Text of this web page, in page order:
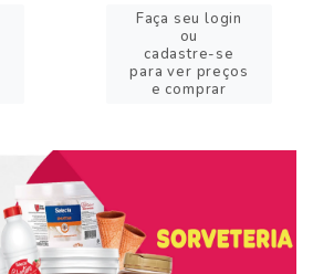
Faça seu login
ou
cadastre-se
para ver preços
e comprar